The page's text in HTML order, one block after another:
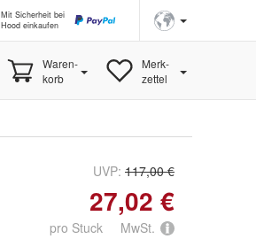
Mit Sicherheit bei
Hood einkaufen
Waren-
korb
Merk-
zettel
UVP: 117,00 €
27,02 €
pro Stuck MwSt.